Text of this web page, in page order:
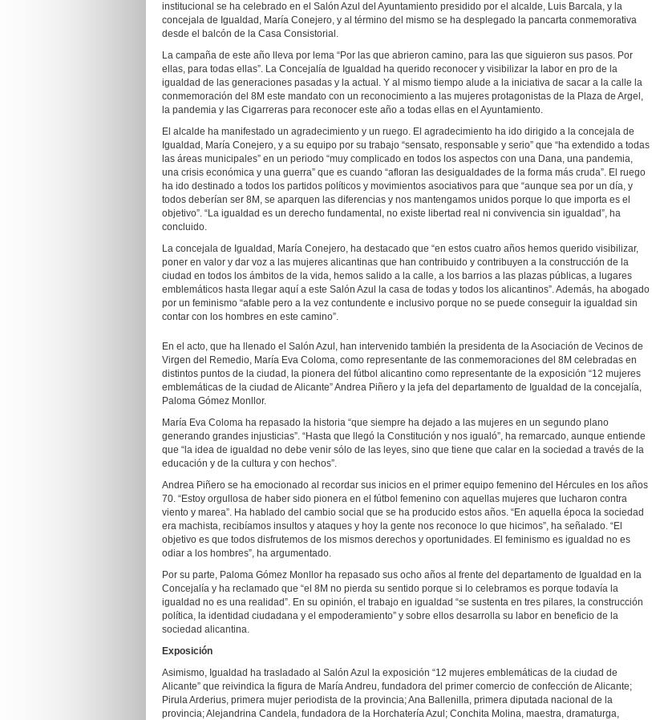
institucional se ha celebrado en el Salón Azul del Ayuntamiento presidido por el alcalde, Luis Barcala, y la
concejala de Igualdad, María Conejero, y al término del mismo se ha desplegado la pancarta conmemorativa
desde el balcón de la Casa Consistorial.
La campaña de este año lleva por lema “Por las que abrieron camino, para las que siguieron sus pasos. Por
ellas, para todas ellas”. La Concejalía de Igualdad ha querido reconocer y visibilizar la labor en pro de la
igualdad de las generaciones pasadas y la actual. Y al mismo tiempo alude a la iniciativa de sacar a la calle la
conmemoración del 8M este mandato con un reconocimiento a las mujeres protagonistas de la Plaza de Argel,
la pandemia y las Cigarreras para reconocer este año a todas ellas en el Ayuntamiento.
El alcalde ha manifestado un agradecimiento y un ruego. El agradecimiento ha ido dirigido a la concejala de
Igualdad, María Conejero, y a su equipo por su trabajo “sensato, responsable y serio” que “ha extendido a todas
las áreas municipales” en un periodo “muy complicado en todos los aspectos con una Dana, una pandemia,
una crisis económica y una guerra” que es cuando “afloran las desigualdades de la forma más cruda”. El ruego
ha ido destinado a todos los partidos políticos y movimientos asociativos para que “aunque sea por un día, y
todos deberían ser 8M, se aparquen las diferencias y nos mantengamos unidos porque lo que importa es el
objetivo”. “La igualdad es un derecho fundamental, no existe libertad real ni convivencia sin igualdad”, ha
concluido.
La concejala de Igualdad, María Conejero, ha destacado que “en estos cuatro años hemos querido visibilizar,
poner en valor y dar voz a las mujeres alicantinas que han contribuido y contribuyen a la construcción de la
ciudad en todos los ámbitos de la vida, hemos salido a la calle, a los barrios a las plazas públicas, a lugares
emblemáticos hasta llegar aquí a este Salón Azul la casa de todas y todos los alicantinos”. Además, ha abogado
por un feminismo “afable pero a la vez contundente e inclusivo porque no se puede conseguir la igualdad sin
contar con los hombres en este camino”.
En el acto, que ha llenado el Salón Azul, han intervenido también la presidenta de la Asociación de Vecinos de
Virgen del Remedio, María Eva Coloma, como representante de las conmemoraciones del 8M celebradas en
distintos puntos de la ciudad, la pionera del fútbol alicantino como representante de la exposición “12 mujeres
emblemáticas de la ciudad de Alicante” Andrea Piñero y la jefa del departamento de Igualdad de la concejalía,
Paloma Gómez Monllor.
María Eva Coloma ha repasado la historia “que siempre ha dejado a las mujeres en un segundo plano
generando grandes injusticias”. “Hasta que llegó la Constitución y nos igualó”, ha remarcado, aunque entiende
que “la idea de igualdad no debe venir sólo de las leyes, sino que tiene que calar en la sociedad a través de la
educación y de la cultura y con hechos”.
Andrea Piñero se ha emocionado al recordar sus inicios en el primer equipo femenino del Hércules en los años
70. “Estoy orgullosa de haber sido pionera en el fútbol femenino con aquellas mujeres que lucharon contra
viento y marea”. Ha hablado del cambio social que se ha producido estos años. “En aquella época la sociedad
era machista, recibíamos insultos y ataques y hoy la gente nos reconoce lo que hicimos”, ha señalado. “El
objetivo es que todos disfrutemos de los mismos derechos y oportunidades. El feminismo es igualdad no es
odiar a los hombres”, ha argumentado.
Por su parte, Paloma Gómez Monllor ha repasado sus ocho años al frente del departamento de Igualdad en la
Concejalía y ha reclamado que “el 8M no pierda su sentido porque si lo celebramos es porque todavía la
igualdad no es una realidad”. En su opinión, el trabajo en igualdad “se sustenta en tres pilares, la construcción
política, la identidad ciudadana y el empoderamiento” y sobre ellos desarrolla su labor en beneficio de la
sociedad alicantina.
Exposición
Asimismo, Igualdad ha trasladado al Salón Azul la exposición “12 mujeres emblemáticas de la ciudad de
Alicante” que reivindica la figura de María Andreu, fundadora del primer comercio de confección de Alicante;
Pirula Arderius, primera mujer periodista de la provincia; Ana Ballenilla, primera diputada nacional de la
provincia; Alejandrina Candela, fundadora de la Horchatería Azul; Conchita Molina, maestra, dramaturga,